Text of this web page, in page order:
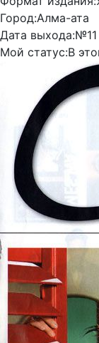
Город:Алма-ата
Дата выхода:№11
Мой статус:В